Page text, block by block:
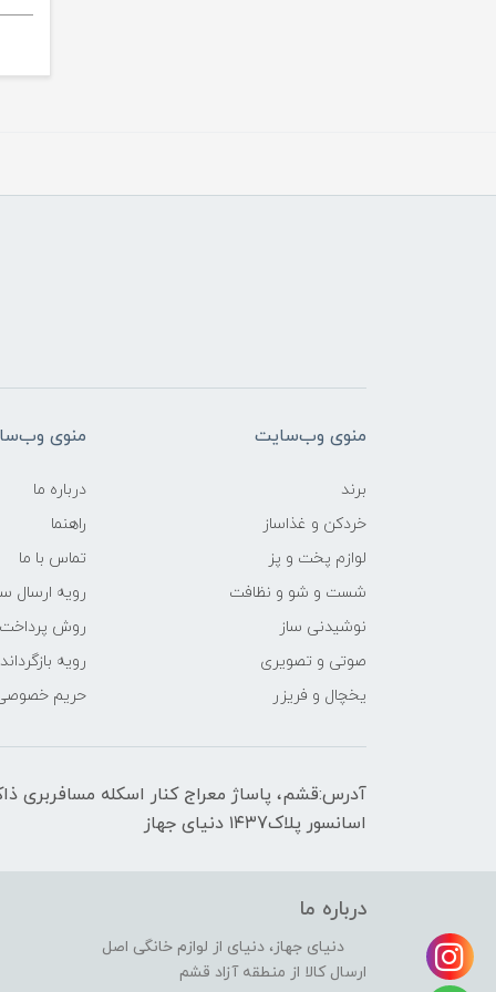
منوی وب‌سایت
برند
خردکن و غذاساز
لوازم پخت و پز
شست و شو و نظافت
نوشیدنی ساز
صوتی و تصویری
یخچال و فریزر
منوی
درباره ما
راهنما
تماس با ما
رویه ارسال
روش پرداخت
رویه‌
حریم
اسانسور پلاک۱۴۳7 دنیای جهاز
درباره ما
دنیای جهاز، دنیای از لوازم خانگی اصل
ارسال کالا از منطقه آزاد قشم